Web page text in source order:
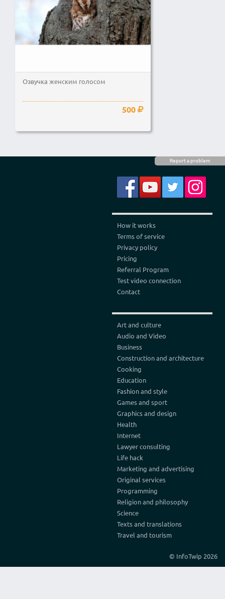
Report a problem
Озвучка женским голосом
500
How it works
Terms of service
Privacy policy
Pricing
Referral Program
Test video connection
Contact
Art and culture
Audio and Video
Business
Construction and architecture
Cooking
Education
Fashion and style
Games and sport
Graphics and design
Health
Internet
Lawyer consulting
Life hack
Marketing and advertising
Original services
Programming
Religion and philosophy
Science
Texts and translations
Travel and tourism
© InfoTwip 2026